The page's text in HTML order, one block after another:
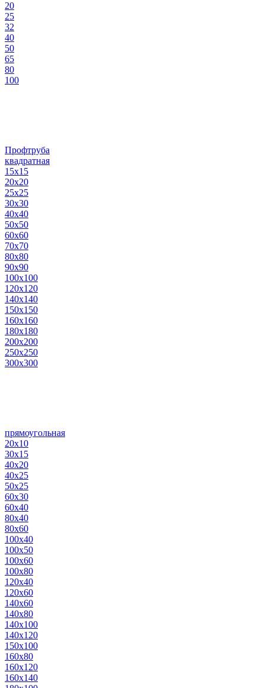
20
25
32
40
50
65
80
100
Профтруба
квадратная
15х15
20х20
25х25
30х30
40х40
50х50
60х60
70х70
80х80
90х90
100х100
120х120
140х140
150х150
160х160
180х180
200х200
250х250
300х300
прямоугольная
20х10
30х15
40х20
40х25
50х25
60х30
60х40
80х40
80х60
100х40
100х50
100х60
100х80
120х40
120х60
140х60
140х80
140х100
140х120
150х100
160х80
160х120
160х140